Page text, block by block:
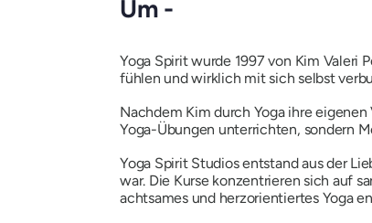
Um -
Yoga Spirit wurde 1997 von Kim Valeri
fühlen und wirklich mit sich selbst
Nachdem Kim durch Yoga ihre
Yoga-Übungen unterrichten, sondern
Yoga Spirit Studios entstand aus der
war. Die Kurse konzentrieren sich auf
achtsames und herzorientiertes Yoga